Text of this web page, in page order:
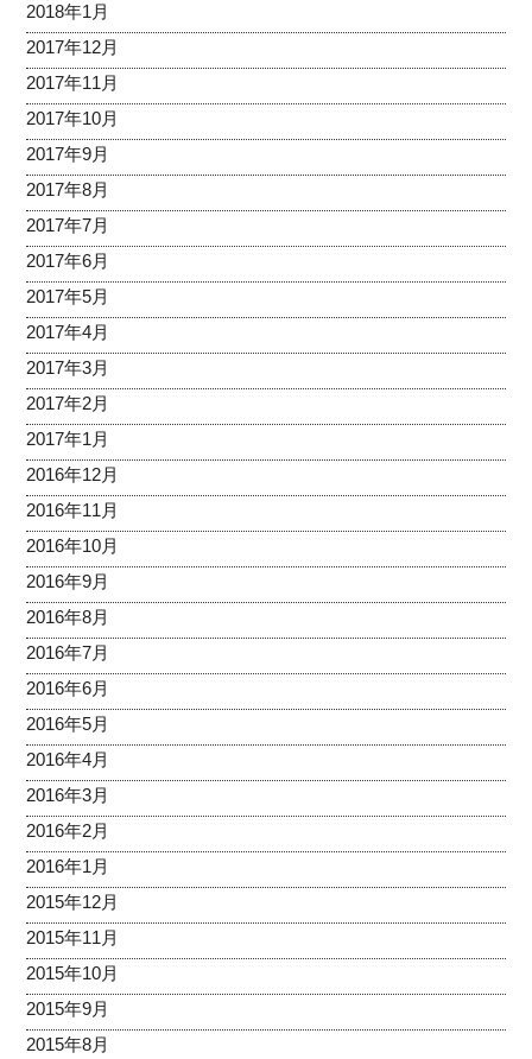
2018年1月
2017年12月
2017年11月
2017年10月
2017年9月
2017年8月
2017年7月
2017年6月
2017年5月
2017年4月
2017年3月
2017年2月
2017年1月
2016年12月
2016年11月
2016年10月
2016年9月
2016年8月
2016年7月
2016年6月
2016年5月
2016年4月
2016年3月
2016年2月
2016年1月
2015年12月
2015年11月
2015年10月
2015年9月
2015年8月